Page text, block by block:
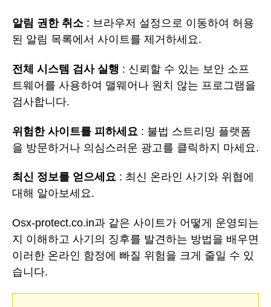
알림 권한 취소 : 브라우저 설정으로 이동하여 허용
된 알림 목록에서 사이트를 제거하세요.
전체 시스템 검사 실행 : 신뢰할 수 있는 보안 소프
트웨어를 사용하여 맬웨어나 원치 않는 프로그램을
검사합니다.
위험한 사이트를 피하세요 : 불법 스트리밍 플랫폼
을 방문하거나 의심스러운 광고를 클릭하지 마세요.
최신 정보를 얻으세요 : 최신 온라인 사기와 위협에
대해 알아보세요.
Osx-protect.co.in과 같은 사이트가 어떻게 운영되는
지 이해하고 사기의 징후를 발견하는 방법을 배우면
이러한 온라인 함정에 빠질 위험을 크게 줄일 수 있
습니다.